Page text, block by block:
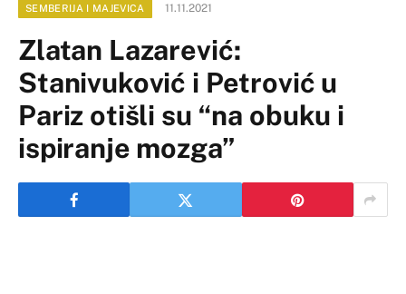
SEMBERIJA I MAJEVICA 11.11.2021
Zlatan Lazarević:
Stanivuković i Petrović u
Pariz otišli su “na obuku i
ispiranje mozga”